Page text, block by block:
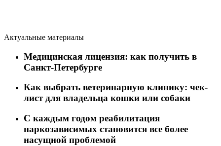
Актуальные материалы
Медицинская лицензия: как получить в
Санкт-Петербурге
Как выбрать ветеринарную клинику: чек-
лист для владельца кошки или собаки
C каждым годом реабилитация
наркозависимых становится все более
насущной проблемой